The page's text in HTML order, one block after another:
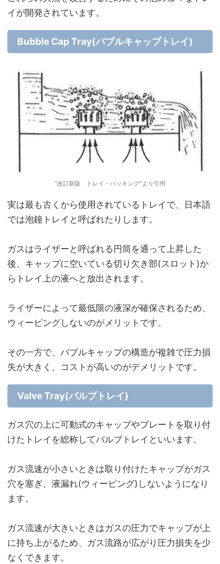
イが開発されています。
Bubble Cap Tray(バブルキャップトレイ)
"改訂新版 トレイ・パッキング"より引用
実は最も古くから使用されているトレイで、日本語
では泡鐘トレイと呼ばれたりします。
ガスはライザーと呼ばれる円筒を通って上昇した
後、キャップに空いている切り欠き部(スロット)か
らトレイ上の液へと放出されます。
ライザーによって最低限の液深が確保されるため、
ウィーピングしないのがメリットです。
その一方で、バブルキャップの構造が複雑で圧力損
失が大きく、コストが高いのがデメリットです。
Valve Tray(バルブトレイ)
ガス穴の上に可動式のキャップやプレートを取り付
けたトレイを総称してバルブトレイといいます。
ガス流速が小さいときは取り付けたキャップがガス
穴を塞ぎ、液漏れ(ウィーピング)しないようになり
ます。
ガス流速が大きいときはガスの圧力でキャップが上
に持ち上がるため、ガス流路が広がり圧力損失を少
なくできます。